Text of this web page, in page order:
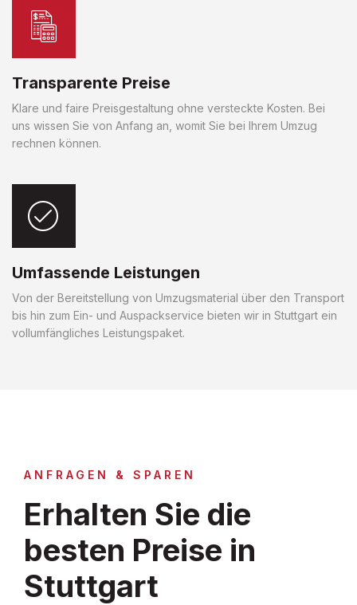
Transparente Preise
Klare und faire Preisgestaltung ohne versteckte Kosten. Bei
uns wissen Sie von Anfang an, womit Sie bei Ihrem Umzug
rechnen können.
Umfassende Leistungen
Von der Bereitstellung von Umzugsmaterial über den Transport
bis hin zum Ein- und Auspackservice bieten wir in Stuttgart ein
vollumfängliches Leistungspaket.
ANFRAGEN & SPAREN
Erhalten Sie die
besten Preise in
Stuttgart